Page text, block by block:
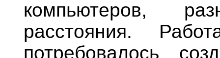
компьютеров,
расстояния.
потребовалось